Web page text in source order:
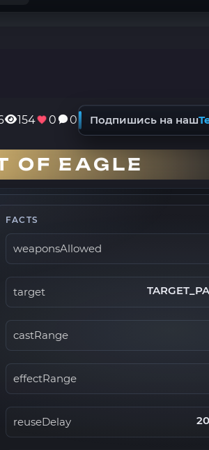
154 0 0 Подпишись на наш
EAGLE
FACTS
weaponsAllowed
target
castRange
effectRange
reuseDelay